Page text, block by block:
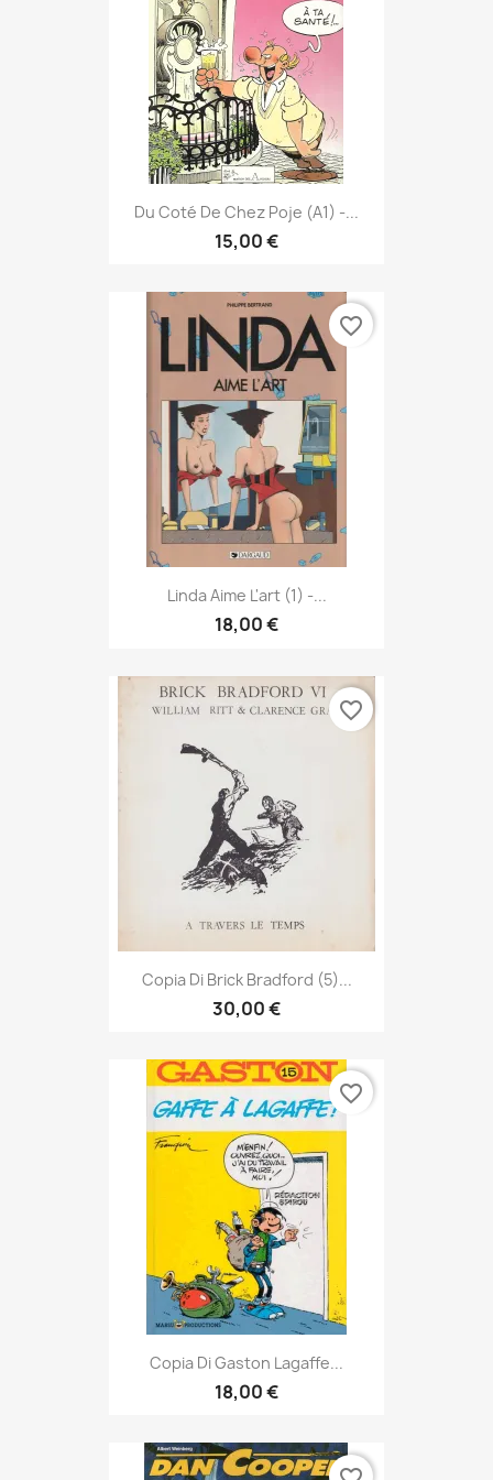
Du Coté De Chez Poje (A1) -...
15,00 €
Linda Aime L'art (1) -...
18,00 €
favorite_border
Copia Di Brick Bradford (5)...
30,00 €
favorite_border
Copia Di Gaston Lagaffe...
18,00 €
favorite_border